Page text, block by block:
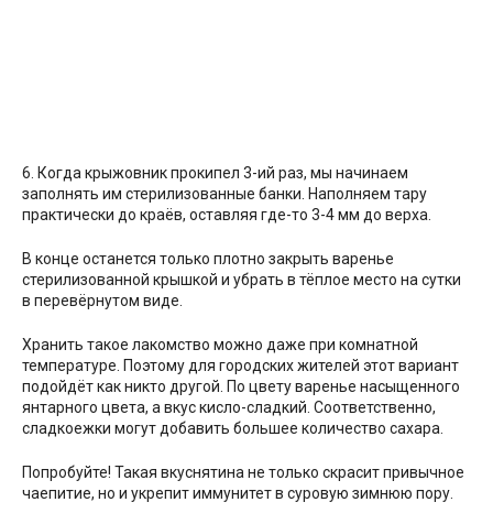
6. Когда крыжовник прокипел 3-ий раз, мы начинаем
заполнять им стерилизованные банки. Наполняем тару
практически до краёв, оставляя где-то 3-4 мм до верха.
В конце останется только плотно закрыть варенье
стерилизованной крышкой и убрать в тёплое место на сутки
в перевёрнутом виде.
Хранить такое лакомство можно даже при комнатной
температуре. Поэтому для городских жителей этот вариант
подойдёт как никто другой. По цвету варенье насыщенного
янтарного цвета, а вкус кисло-сладкий. Соответственно,
сладкоежки могут добавить большее количество сахара.
Попробуйте! Такая вкуснятина не только скрасит привычное
чаепитие, но и укрепит иммунитет в суровую зимнюю пору.